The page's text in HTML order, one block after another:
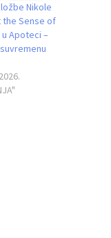
Nikole
the Sense of
Apoteci –